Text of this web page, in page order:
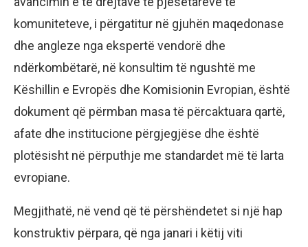
komuniteteve, i përgatitur në gjuhën maqedonase
dhe angleze nga ekspertë vendorë dhe
ndërkombëtarë, në konsultim të ngushtë me
Këshillin e Evropës dhe Komisionin Evropian, është
dokument që përmban masa të përcaktuara qartë,
afate dhe institucione përgjegjëse dhe është
plotësisht në përputhje me standardet më të larta
evropiane.
Megjithatë, në vend që të përshëndetet si një hap
konstruktiv përpara, që nga janari i këtij viti